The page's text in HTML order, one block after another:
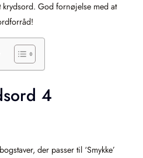
krydsord. God fornøjelse med at
4
der passer til ‘Smykke’